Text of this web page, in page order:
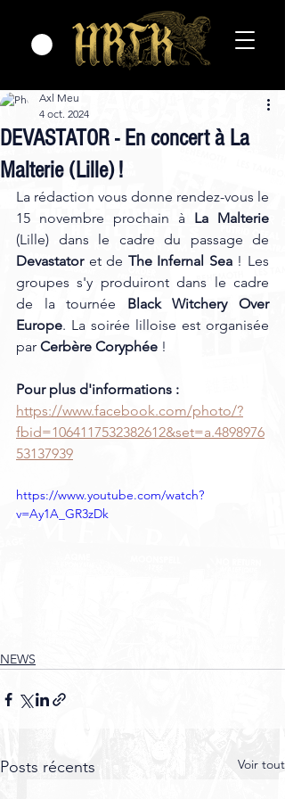
DEVASTATOR - En concert à La
Malterie (Lille) !
Axl Meu
4 oct. 2024
La rédaction vous donne rendez-vous le
15 novembre prochain à La Malterie
Devastator et de The Infernal Sea ! Les
groupes s'y produiront dans le cadre
de la tournée Black Witchery Over
Europe. La soirée lilloise est organisée
par Cerbère Coryphée !
Pour plus d'informations :
https://www.facebook.com/photo/?
fbid=1064117532382612&set=a.4898976
53137939
https://www.youtube.com/watch?
v=Ay1A_GR3zDk
NEWS
Posts récents Voir tout